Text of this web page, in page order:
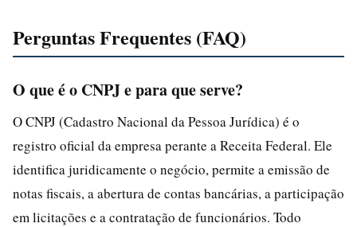
Perguntas Frequentes (FAQ)
O que é o CNPJ e para que serve?
O CNPJ (Cadastro Nacional da Pessoa Jurídica) é o
registro oficial da empresa perante a Receita Federal. Ele
identifica juridicamente o negócio, permite a emissão de
notas fiscais, a abertura de contas bancárias, a participação
em licitações e a contratação de funcionários. Todo